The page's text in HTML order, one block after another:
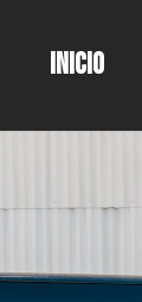
INICIO